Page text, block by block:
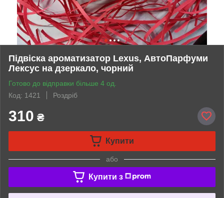
Підвіска ароматизатор Lexus, АвтоПарфуми
Лексус на дзеркало, чорний
Готово до відправки більше 4 од.
Код: 1421
Роздріб
310 ₴
Купити
або
Купити з